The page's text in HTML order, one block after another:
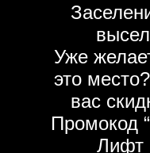
Уже
это
вас
Промокод
Лифт